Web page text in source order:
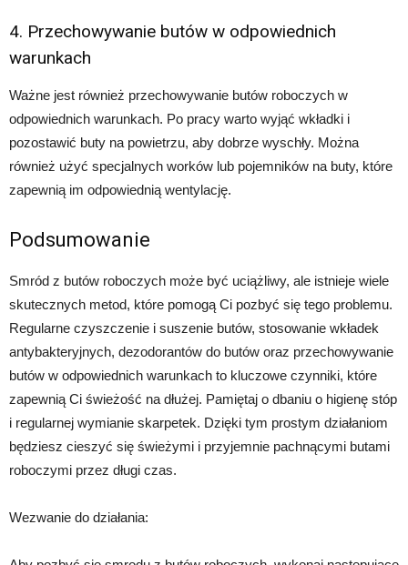
4. Przechowywanie butów w odpowiednich
warunkach
Ważne jest również przechowywanie butów roboczych w
odpowiednich warunkach. Po pracy warto wyjąć wkładki i
pozostawić buty na powietrzu, aby dobrze wyschły. Można
również użyć specjalnych worków lub pojemników na buty, które
zapewnią im odpowiednią wentylację.
Podsumowanie
Smród z butów roboczych może być uciążliwy, ale istnieje wiele
skutecznych metod, które pomogą Ci pozbyć się tego problemu.
Regularne czyszczenie i suszenie butów, stosowanie wkładek
antybakteryjnych, dezodorantów do butów oraz przechowywanie
butów w odpowiednich warunkach to kluczowe czynniki, które
zapewnią Ci świeżość na dłużej. Pamiętaj o dbaniu o higienę stóp
i regularnej wymianie skarpetek. Dzięki tym prostym działaniom
będziesz cieszyć się świeżymi i przyjemnie pachnącymi butami
roboczymi przez długi czas.
Wezwanie do działania: